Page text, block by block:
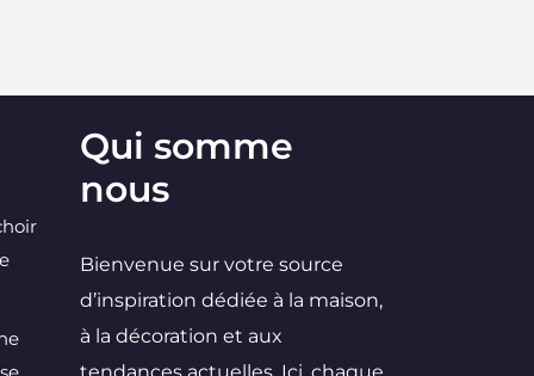
Qui somme
nous
Bienvenue sur votre source
d’inspiration dédiée à la maison,
à la décoration et aux